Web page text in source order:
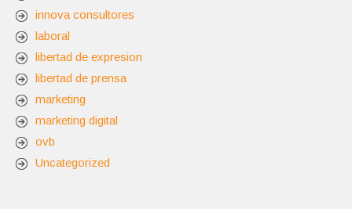
innova consultores
laboral
libertad de expresion
libertad de prensa
marketing
marketing digital
ovb
Uncategorized